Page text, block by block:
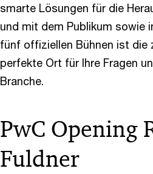
smarte Lösungen für die
und mit dem Publikum sowie
fünf offiziellen Bühnen ist die
perfekte Ort für Ihre Fragen
Branche.
PwC Opening
Fuldner